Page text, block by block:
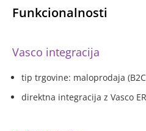
Funkcionalnosti
Vasco integracija
tip trgovine: maloprodaja
direktna integracija z Vasco